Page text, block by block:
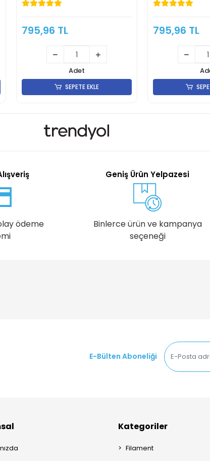
795,96 TL
Adet
SEPETE EKLE
795,96 TL
ödeme
Geniş Ürün Yelpazesi
Binlerce ürün ve kampanya
seçeneği
E-Bülten Aboneliği
Kategoriler
Filament